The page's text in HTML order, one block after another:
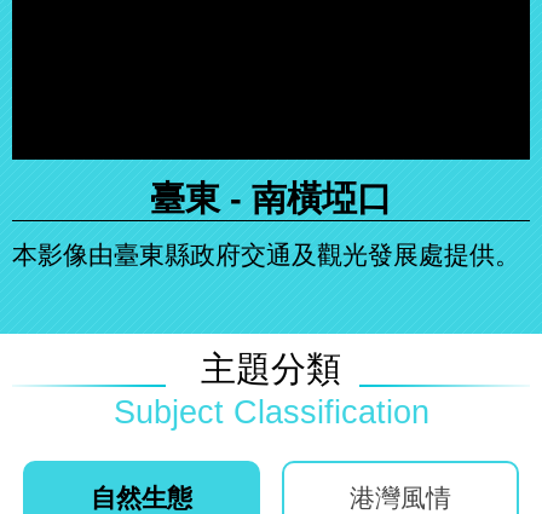
臺東 - 南橫埡口
本影像由臺東縣政府交通及觀光發展處提供。
主題分類
自然生態 港灣風情